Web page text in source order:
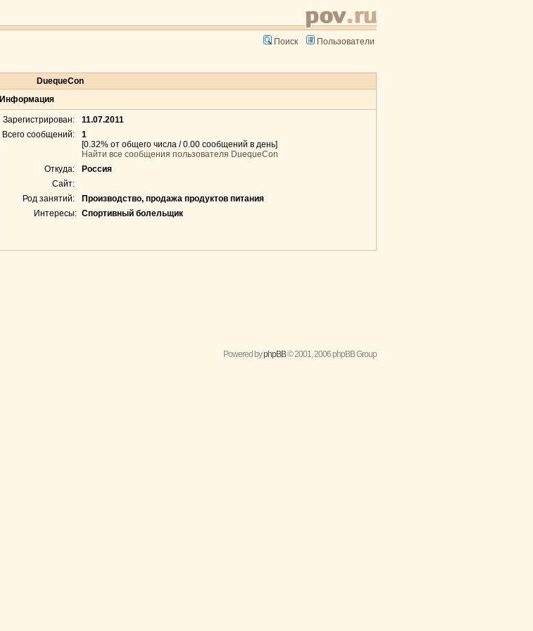
Поиск Пользователи
DuequeCon
Информация
Зарегистрирован:
11.07.2011
Всего сообщений:
1
[0.32% от общего числа / 0.00 сообщений в день]
Найти все сообщения пользователя DuequeCon
Откуда:
Россия
Сайт:
Род занятий:
Производство, продажа продуктов питания
Интересы: Спортивный болельщик
Powered byphpBB© 2001, 2006 phpBB Group